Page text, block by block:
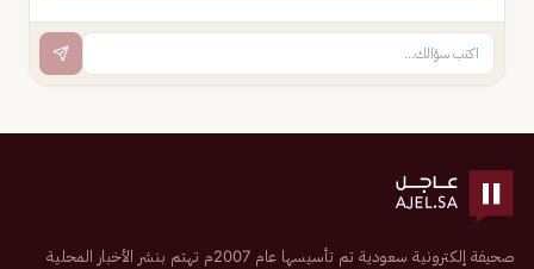
صحيفة إلكترونية سعودية تم تأسيسها عام 2007م تهتم بنشر الأخبار المحلية